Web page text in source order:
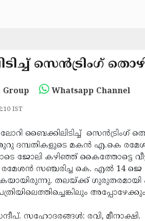
സെന്‍ട്രിംഗ്
Group Whatsapp Channel
IST
ബൈക്കിലിടിച്ച് സെന്‍ട്രിംഗ്
ദമ്പതികളുടെ മകന്‍ എ.കെ
ജോലി കഴിഞ്ഞ് കൈത്തോട്ടെ
രമേശന്‍ സഞ്ചരിച്ച കെ. എല്‍ 14
തലയ്ക്ക് ഗുരുതരമായി
സഹോദരങ്ങള്‍: രവി, മീനാക്ഷി.